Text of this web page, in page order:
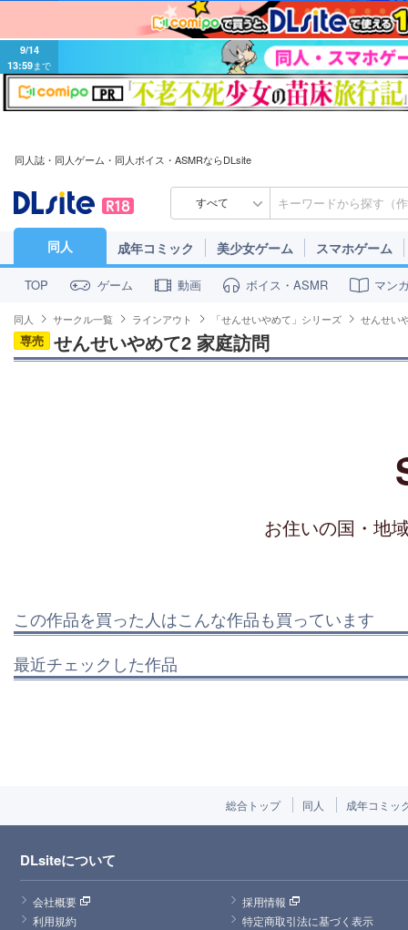
9/14
13:59まで
同人誌・同人ゲーム・同人ボイス・ASMRならDLsite
すべて
同人 成年コミック 美少女ゲーム スマホゲーム
TOP ゲーム 動画 ボイス・ASMR マン
同人 サークル一覧 ラインアウト 「せんせいやめて」シリーズ せんせい
専売 せんせいやめて2 家庭訪問
お住いの国・地
この作品を買った人はこんな作品も買っています
最近チェックした作品
総合トップ 同人 成年コミッ
DLsiteについて
会社概要
採用情報
利用規約
特定商取引法に基づく表示